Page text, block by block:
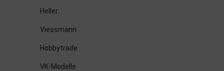
Heller
Viessmann
Hobbytrade
VK-Modelle